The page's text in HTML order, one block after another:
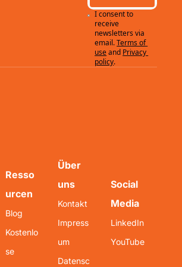
I consent to
receive
newsletters via
email.Terms of
useand Privacy
policy.
Resso
urcen
Blog
Kostenlo
se
Über
uns
Kontakt
Impress
um
Datensc
Social
Media
LinkedIn
YouTube